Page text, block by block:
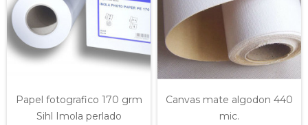
Papel fotografico 170 grm
Sihl Imola perlado
Canvas mate algodon 440
mic.